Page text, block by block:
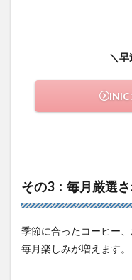
＼早
INIC
その3：毎月厳選
季節に合ったコーヒー
毎月楽しみが増えます。